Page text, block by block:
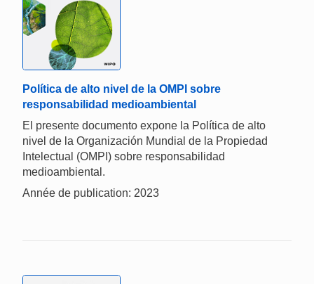
Política de alto nivel de la OMPI sobre
responsabilidad medioambiental
El presente documento expone la Política de alto
nivel de la Organización Mundial de la Propiedad
Intelectual (OMPI) sobre responsabilidad
medioambiental.
Année de publication: 2023